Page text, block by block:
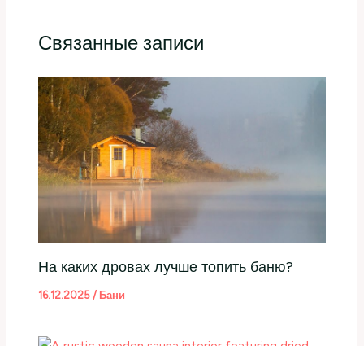
Связанные записи
На каких дровах лучше топить баню?
16.12.2025 / Бани